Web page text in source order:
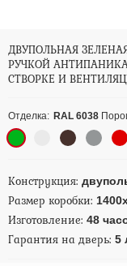
ДВУПОЛЬНАЯ
РУЧКОЙ
СТВОРКЕ И
Отделка: RAL 6038
Конструкция:
Размер коробки:
Изготовление: 48
Гарантия на дверь: 5